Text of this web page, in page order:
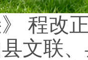
程改
文联